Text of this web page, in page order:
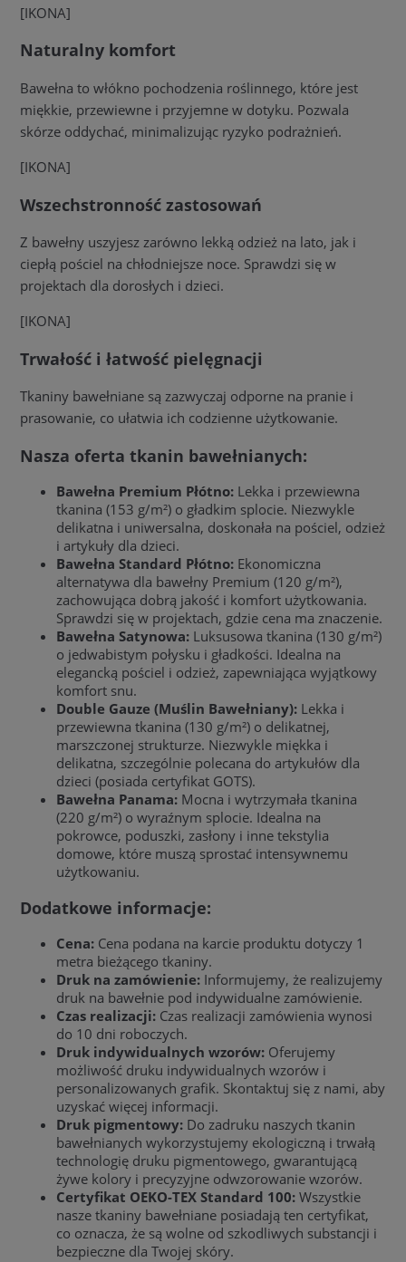
[IKONA]
Naturalny komfort
Bawełna to włókno pochodzenia roślinnego, które jest
miękkie, przewiewne i przyjemne w dotyku. Pozwala
skórze oddychać, minimalizując ryzyko podrażnień.
[IKONA]
Wszechstronność zastosowań
Z bawełny uszyjesz zarówno lekką odzież na lato, jak i
ciepłą pościel na chłodniejsze noce. Sprawdzi się w
projektach dla dorosłych i dzieci.
[IKONA]
Trwałość i łatwość pielęgnacji
Tkaniny bawełniane są zazwyczaj odporne na pranie i
prasowanie, co ułatwia ich codzienne użytkowanie.
Nasza oferta tkanin bawełnianych:
Bawełna Premium Płótno: Lekka i przewiewna
tkanina (153 g/m²) o gładkim splocie. Niezwykle
delikatna i uniwersalna, doskonała na pościel, odzież
i artykuły dla dzieci.
Bawełna Standard Płótno: Ekonomiczna
alternatywa dla bawełny Premium (120 g/m²),
zachowująca dobrą jakość i komfort użytkowania.
Sprawdzi się w projektach, gdzie cena ma znaczenie.
Bawełna Satynowa: Luksusowa tkanina (130 g/m²)
o jedwabistym połysku i gładkości. Idealna na
elegancką pościel i odzież, zapewniająca wyjątkowy
komfort snu.
Double Gauze (Muślin Bawełniany): Lekka i
przewiewna tkanina (130 g/m²) o delikatnej,
marszczonej strukturze. Niezwykle miękka i
delikatna, szczególnie polecana do artykułów dla
dzieci (posiada certyfikat GOTS).
Bawełna Panama: Mocna i wytrzymała tkanina
(220 g/m²) o wyraźnym splocie. Idealna na
pokrowce, poduszki, zasłony i inne tekstylia
domowe, które muszą sprostać intensywnemu
użytkowaniu.
Dodatkowe informacje:
Cena: Cena podana na karcie produktu dotyczy 1
metra bieżącego tkaniny.
Druk na zamówienie: Informujemy, że realizujemy
druk na bawełnie pod indywidualne zamówienie.
Czas realizacji: Czas realizacji zamówienia wynosi
do 10 dni roboczych.
Druk indywidualnych wzorów: Oferujemy
możliwość druku indywidualnych wzorów i
personalizowanych grafik. Skontaktuj się z nami, aby
uzyskać więcej informacji.
Druk pigmentowy: Do zadruku naszych tkanin
bawełnianych wykorzystujemy ekologiczną i trwałą
technologię druku pigmentowego, gwarantującą
żywe kolory i precyzyjne odwzorowanie wzorów.
Certyfikat OEKO-TEX Standard 100: Wszystkie
nasze tkaniny bawełniane posiadają ten certyfikat,
co oznacza, że są wolne od szkodliwych substancji i
bezpieczne dla Twojej skóry.